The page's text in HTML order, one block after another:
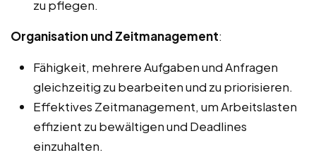
zu pflegen.
Organisation und Zeitmanagement:
Fähigkeit, mehrere Aufgaben und Anfragen
gleichzeitig zu bearbeiten und zu priorisieren.
Effektives Zeitmanagement, um Arbeitslasten
effizient zu bewältigen und Deadlines
einzuhalten.